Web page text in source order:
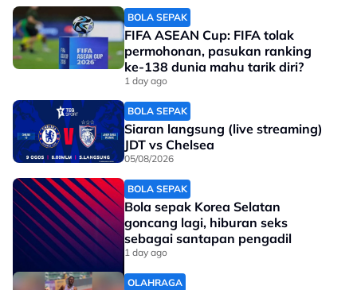
View this post on Instagram
BOLA SEPAK
FIFA ASEAN Cup: FIFA tolak
permohonan, pasukan ranking
ke-138 dunia mahu tarik diri?
1 day ago
BOLA SEPAK
Siaran langsung (live streaming)
JDT vs Chelsea
05/08/2026
BOLA SEPAK
Bola sepak Korea Selatan
goncang lagi, hiburan seks
sebagai santapan pengadil
1 day ago
OLAHRAGA